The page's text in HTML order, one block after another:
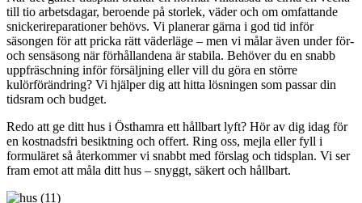
till tio arbetsdagar, beroende på storlek, väder och om omfattande
snickerireparationer behövs. Vi planerar gärna i god tid inför
säsongen för att pricka rätt väderläge – men vi målar även under för-
och sensäsong när förhållandena är stabila. Behöver du en snabb
uppfräschning inför försäljning eller vill du göra en större
kulörförändring? Vi hjälper dig att hitta lösningen som passar din
tidsram och budget.
Redo att ge ditt hus i Östhamra ett hållbart lyft? Hör av dig idag för
en kostnadsfri besiktning och offert. Ring oss, mejla eller fyll i
formuläret så återkommer vi snabbt med förslag och tidsplan. Vi ser
fram emot att måla ditt hus – snyggt, säkert och hållbart.